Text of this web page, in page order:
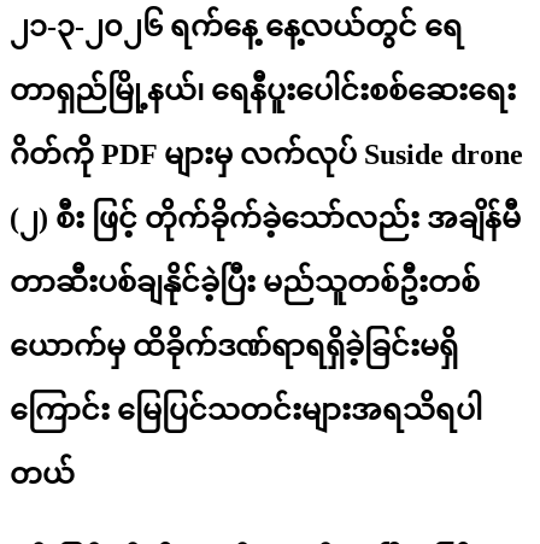
၂၁-၃-၂၀၂၆ ရက်နေ့ နေ့လယ်တွင် ရေ
တာရှည်မြို့နယ်၊ ရေနီပူးပေါင်းစစ်ဆေးရေး
ဂိတ်ကို PDF များမှ လက်လုပ် Suside drone
(၂) စီး ဖြင့် တိုက်ခိုက်ခဲ့သော်လည်း အချိန်မီ
တာဆီးပစ်ချနိုင်ခဲ့ပြီး မည်သူတစ်ဦးတစ်
ယောက်မှ ထိခိုက်ဒဏ်ရာရရှိခဲ့ခြင်းမရှိ
ကြောင်း မြေပြင်သတင်းများအရသိရပါ
တယ်